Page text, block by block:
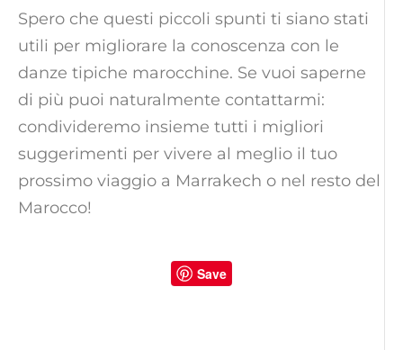
Spero che questi piccoli spunti ti siano stati
utili per migliorare la conoscenza con le
danze tipiche marocchine. Se vuoi saperne
di più puoi naturalmente contattarmi:
condivideremo insieme tutti i migliori
suggerimenti per vivere al meglio il tuo
prossimo viaggio a Marrakech o nel resto del
Marocco!
Save